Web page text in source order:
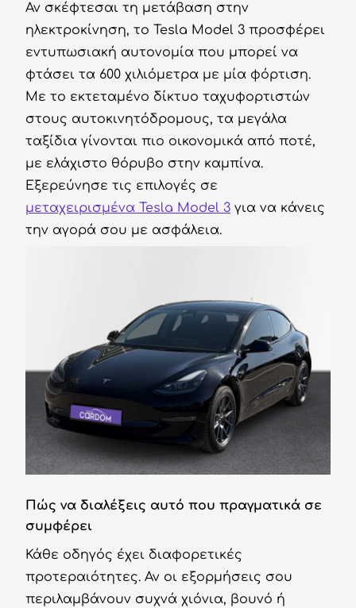
Αν σκέφτεσαι τη μετάβαση στην
ηλεκτροκίνηση, το Tesla Model 3 προσφέρει
εντυπωσιακή αυτονομία που μπορεί να
φτάσει τα 600 χιλιόμετρα με μία φόρτιση.
Με το εκτεταμένο δίκτυο ταχυφορτιστών
στους αυτοκινητόδρομους, τα μεγάλα
ταξίδια γίνονται πιο οικονομικά από ποτέ,
με ελάχιστο θόρυβο στην καμπίνα.
Εξερεύνησε τις επιλογές σε
μεταχειρισμένα Tesla Model 3 για να κάνεις
την αγορά σου με ασφάλεια.
Πώς να διαλέξεις αυτό που πραγματικά σε
συμφέρει
Κάθε οδηγός έχει διαφορετικές
προτεραιότητες. Αν οι εξορμήσεις σου
περιλαμβάνουν συχνά χιόνια, βουνό ή